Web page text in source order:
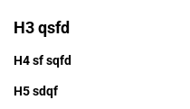
H3 qsfd
H4 sf sqfd
H5 sdqf